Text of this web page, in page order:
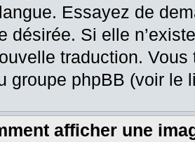
Essayez de
désirée. Si elle
traduction.
groupe phpBB (voir le
afficher une